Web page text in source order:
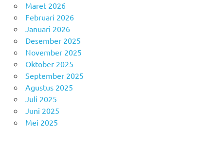
Maret 2026
Februari 2026
Januari 2026
Desember 2025
November 2025
Oktober 2025
September 2025
Agustus 2025
Juli 2025
Juni 2025
Mei 2025